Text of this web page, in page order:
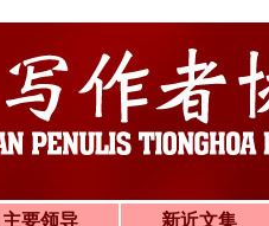
主要领导 新近文集